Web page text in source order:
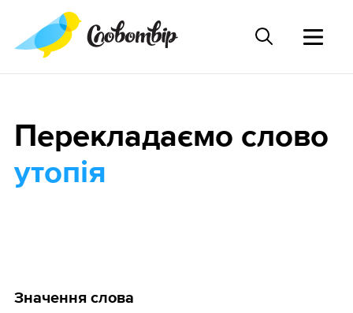
Значення слова
Перекладаємо слово
утопія